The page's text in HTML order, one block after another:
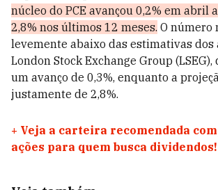
núcleo do PCE avançou 0,2% em abril
2,8% nos últimos 12 meses. O número
levemente abaixo das estimativas dos
London Stock Exchange Group
um avanço de 0,3%, enquanto a
justamente de 2,8%.
+ Veja a carteira recomendada
ações para quem busca dividendos!